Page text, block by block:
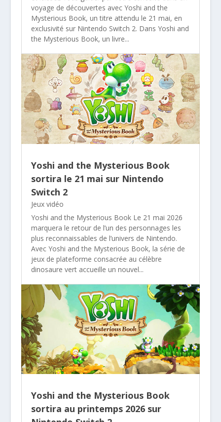
voyage de découvertes avec Yoshi and the
Mysterious Book, un titre attendu le 21 mai, en
exclusivité sur Nintendo Switch 2. Dans Yoshi and
the Mysterious Book, un livre...
Yoshi and the Mysterious Book
sortira le 21 mai sur Nintendo
Switch 2
Jeux vidéo
Yoshi and the Mysterious Book Le 21 mai 2026
marquera le retour de l’un des personnages les
plus reconnaissables de l’univers de Nintendo.
Avec Yoshi and the Mysterious Book, la série de
jeux de plateforme consacrée au célèbre
dinosaure vert accueille un nouvel...
Yoshi and the Mysterious Book
sortira au printemps 2026 sur